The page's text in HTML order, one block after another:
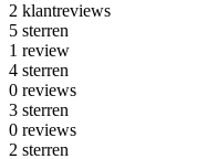
2 klantreviews
5 sterren
1 review
4 sterren
0 reviews
3 sterren
0 reviews
2 sterren